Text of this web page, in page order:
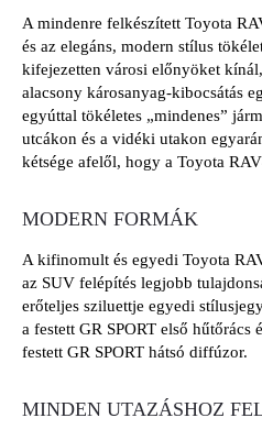
A mindenre felkészített Toyota
és az elegáns, modern stílus
kifejezetten városi előnyöket
alacsony károsanyag-kibocsátás
egyúttal tökéletes „mindenes”
utcákon és a vidéki utakon
kétsége afelől, hogy a Toyota
MODERN FORMÁK
A kifinomult és egyedi Toyota
az SUV felépítés legjobb
erőteljes sziluettje egyedi
a festett GR SPORT első hűtőrács
festett GR SPORT hátsó diffúzor.
MINDEN UTAZÁSHOZ